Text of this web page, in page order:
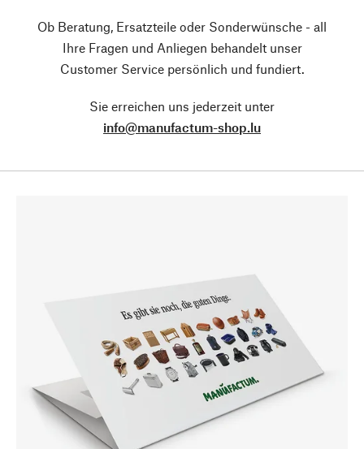
Ob Beratung, Ersatzteile oder Sonderwünsche - all
Ihre Fragen und Anliegen behandelt unser
Customer Service persönlich und fundiert.
Sie erreichen uns jederzeit unter
info@manufactum-shop.lu